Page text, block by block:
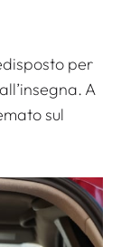
per
A
sul